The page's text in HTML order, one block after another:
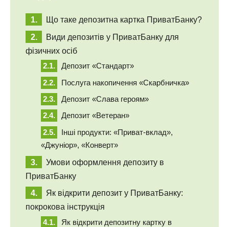
Що таке депозитна картка ПриватБанку?
Види депозитів у ПриватБанку для
фізичних осіб
Депозит «Стандарт»
Послуга накопичення «Скарбничка»
Депозит «Слава героям»
Депозит «Ветеран»
Інші продукти: «Приват-вклад»,
«Джуніор», «Конверт»
Умови оформлення депозиту в
ПриватБанку
Як відкрити депозит у ПриватБанку:
покрокова інструкція
Як відкрити депозитну картку в